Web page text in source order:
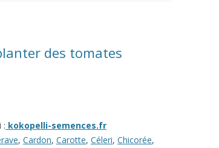
des tomates
: kokopelli-semences.fr
, Cardon, Carotte, Céleri, Chicorée,